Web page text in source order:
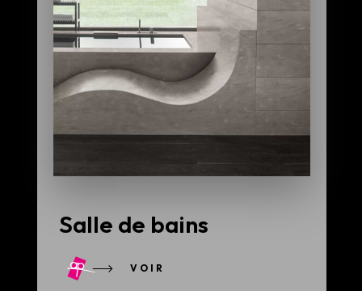
Salle de bains
VOIR